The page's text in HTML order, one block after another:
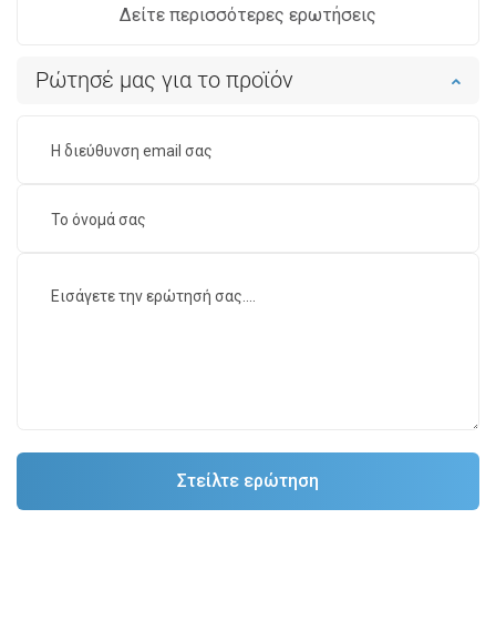
Δείτε περισσότερες ερωτήσεις
Ρώτησέ μας για το προϊόν